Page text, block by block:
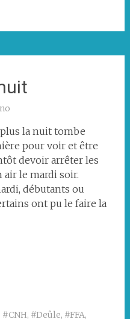
la nuit tombe
pour voir et être
devoir arrêter les
air le mardi soir.
débutants ou
ont pu le faire la
#CNH, #Deûle, #FFA,